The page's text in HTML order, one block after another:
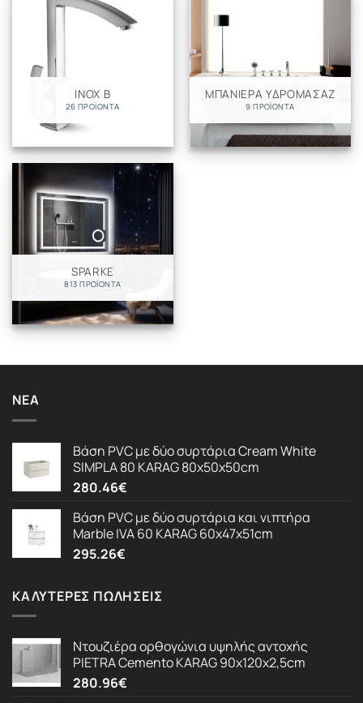
INOX B
26 ΠΡΟΪΌΝΤΑ
ΜΠΑΝΙΕΡΑ ΥΔΡΟΜΑΣΑΖ
9 ΠΡΟΪΌΝΤΑ
SPARKE
813 ΠΡΟΪΌΝΤΑ
ΝΈΑ
Βάση PVC με δύο συρτάρια Cream White
SIMPLA 80 KARAG 80x50x50cm
280.46€
Βάση PVC με δύο συρτάρια και νιπτήρα
Marble IVA 60 KARAG 60x47x51cm
295.26€
ΚΑΛΎΤΕΡΕΣ ΠΩΛΉΣΕΙΣ
Ντουζιέρα ορθογώνια υψηλής αντοχής
PIETRA Cemento KARAG 90x120x2,5cm
280.96€